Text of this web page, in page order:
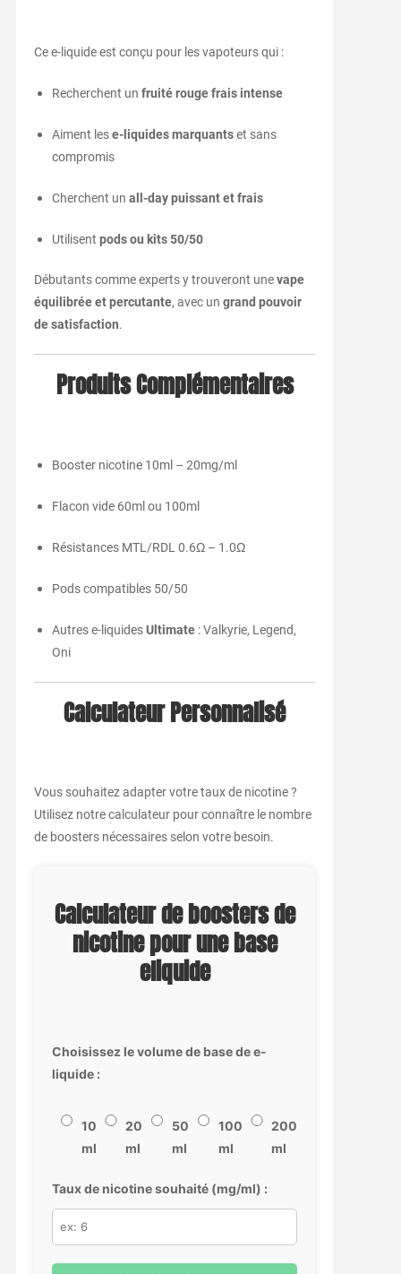
Ce e-liquide est conçu pour les vapoteurs qui :
Recherchent un fruité rouge frais intense
Aiment lese-liquides marquantset sans
compromis
Cherchent un all-day puissant et frais
Utilisent pods ou kits 50/50
Débutants comme experts y trouveront unevape
équilibrée et percutante, avec un grand pouvoir
de satisfaction.
Produits Complémentaires
Booster nicotine 10ml – 20mg/ml
Flacon vide 60ml ou 100ml
Résistances MTL/RDL 0.6Ω – 1.0Ω
Pods compatibles 50/50
Autres e-liquidesUltimate: Valkyrie, Legend,
Oni
Calculateur Personnalisé
Vous souhaitez adapter votre taux de nicotine ?
Utilisez notre calculateur pour connaître le nombre
de boosters nécessaires selon votre besoin.
Calculateur de boosters de
nicotine pour une base
eliquide
Choisissez le volume de base de e-
liquide :
10
ml
20
ml
50
ml
100
ml
200
ml
Taux de nicotine souhaité (mg/ml) :